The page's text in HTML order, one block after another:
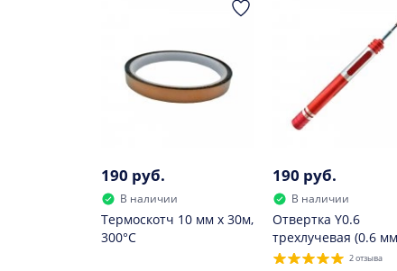
сильно нагревается при зарядке;
В дальнейшем использовать такой элемент
190 руб.
В наличии
Термоскотч 10 мм х 30м,
300°С
190 руб.
В наличии
Отвертка Y0.6
трехлучевая (0.6
2 отзыва